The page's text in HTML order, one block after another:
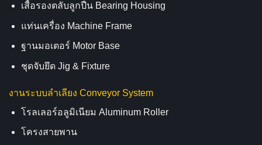
เสื้อรองตลับลูกปืน Bearing Housing
แท่นเครื่อง Machine Frame
ฐานมอเตอร์ Motor Base
ชุดจับยึด Jig & Fixture
งานระบบลำเลียง Conveyor System
โรลเลอร์อลูมิเนียม Aluminum Roller
โครงสายพาน